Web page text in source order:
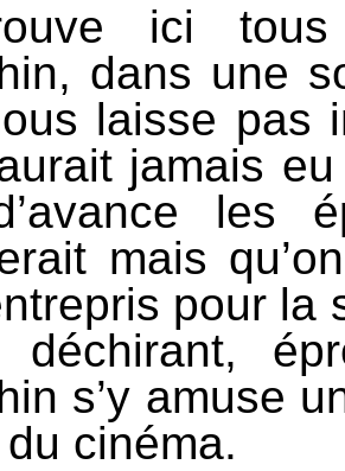
ici
dans une
laisse pas
jamais
les
mais
pour la
s’y amuse
cinéma.